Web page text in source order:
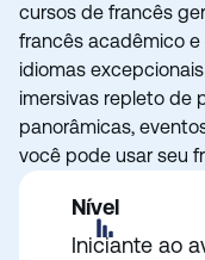
cursos de francês
francês acadêmico
idiomas
imersivas repleto de
panorâmicas,
você pode usar seu
Nível
Iniciante ao